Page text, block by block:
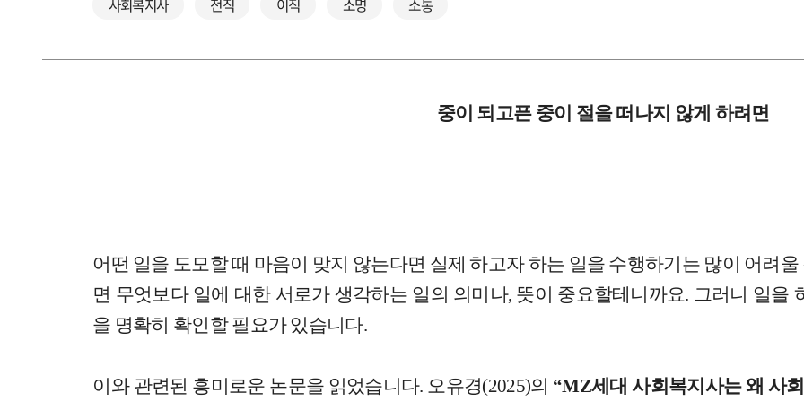
사회복지사 전직 이직 소명 소통
중이 되고픈 중이 절을 떠나지 않게 하려면
어떤 일을 도모할 때 마음이 맞지 않는다면 실제 하고자 하는 일을 수행하기는 많이 어려
면 무엇보다 일에 대한 서로가 생각하는 일의 의미나, 뜻이 중요할테니까요. 그러니 일을
을 명확히 확인할 필요가 있습니다.
이와 관련된 흥미로운 논문을 읽었습니다. 오유경(2025)의 “MZ세대 사회복지사는 왜 사